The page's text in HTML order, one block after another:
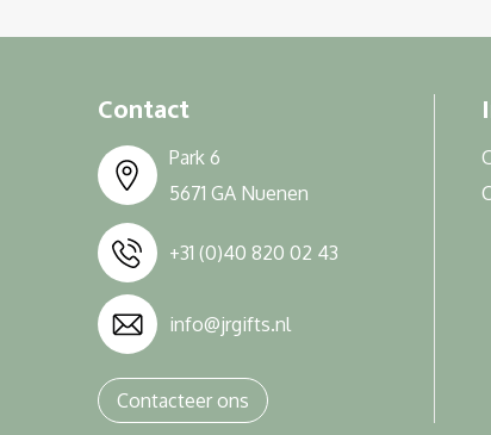
Contact
Park 6
5671 GA Nuenen
+31 (0)40 820 02 43
info@jrgifts.nl
Contacteer ons